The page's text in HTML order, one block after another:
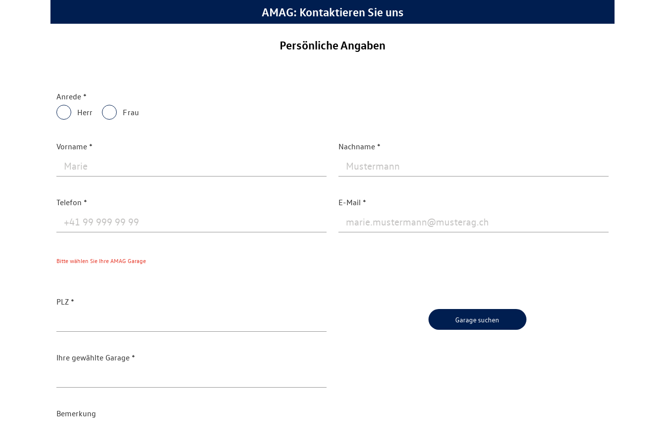
AMAG: Kontaktieren Sie uns
Persönliche Angaben
Anrede
Herr
Frau
Vorname Nachname
Telefon E-Mail
Bitte wählen Sie Ihre AMAG Garage
PLZ
Garage suchen
Ihre gewählte Garage
Bemerkung